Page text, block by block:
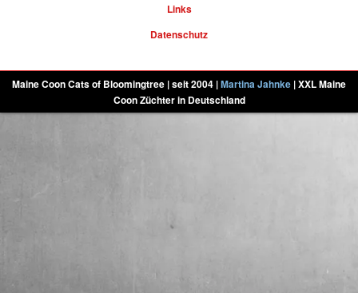
Links
Datenschutz
Maine Coon Cats of Bloomingtree | seit 2004 |Martina Jahnke | XXL Maine
Coon Züchter in Deutschland